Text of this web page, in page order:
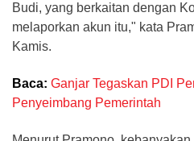
Budi, yang berkaitan dengan
melaporkan akun itu," kata
Kamis.
Baca: Ganjar Tegaskan PDI
Penyeimbang Pemerintah